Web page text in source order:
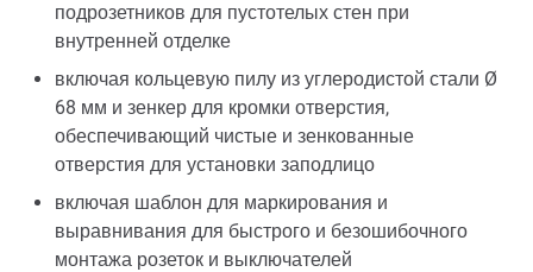
подрозетников для пустотелых стен при
внутренней отделке
включая кольцевую пилу из углеродистой стали Ø
68 мм и зенкер для кромки отверстия,
обеспечивающий чистые и зенкованные
отверстия для установки заподлицо
включая шаблон для маркирования и
выравнивания для быстрого и безошибочного
монтажа розеток и выключателей